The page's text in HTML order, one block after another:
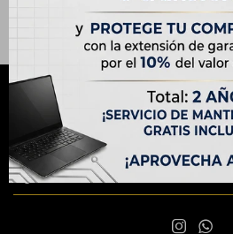
¡Suscribite y recibí todas
 